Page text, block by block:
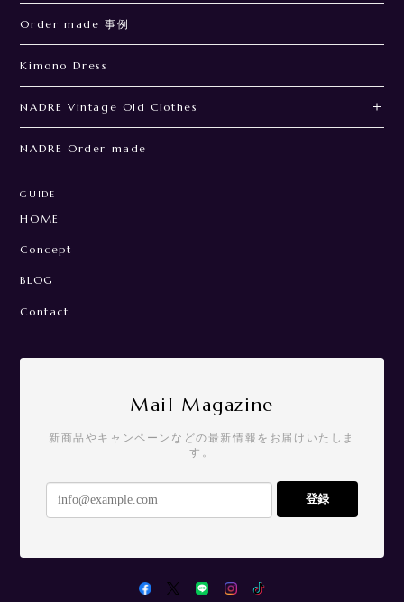
Order made 事例
Kimono Dress
NADRE Vintage Old Clothes
NADRE Order made
GUIDE
HOME
Concept
BLOG
Contact
Mail Magazine
新商品やキャンペーンなどの最新情報をお届けいたしま
す。
登録